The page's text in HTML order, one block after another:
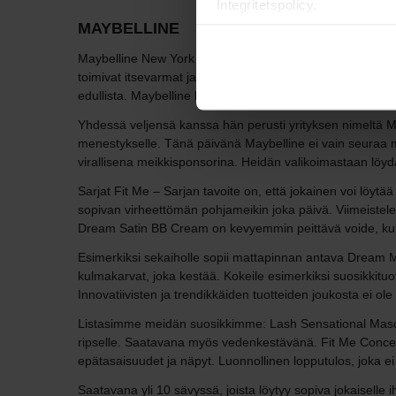
Integritetspolicy.
MAYBELLINE
Maybelline New York tuo catwalkien trendit kaupunkien
toimivat itsevarmat ja menestyvät naiset ja merkki
edullista. Maybelline lyhyesti Vuonna 1915 Mabel
Yhdessä veljensä kanssa hän perusti yrityksen nimeltä
menestykselle. Tänä päivänä Maybelline ei vain
virallisena meikkisponsorina. Heidän valikoimastaan
Sarjat Fit Me – Sarjan tavoite on, että jokainen voi
sopivan virheettömän pohjameikin joka päivä.
Dream Satin BB Cream on kevyemmin peittävä voide,
Esimerkiksi sekaiholle sopii mattapinnan antava Dream
kulmakarvat, joka kestää. Kokeile esimerkiksi
Innovatiivisten ja trendikkäiden tuotteiden joukosta ei
Listasimme meidän suosikkimme: Lash Sensational
ripselle. Saatavana myös vedenkestävänä. Fit Me
epätasaisuudet ja näpyt. Luonnollinen lopputulos, joka
Saatavana yli 10 sävyssä, joista löytyy sopiva